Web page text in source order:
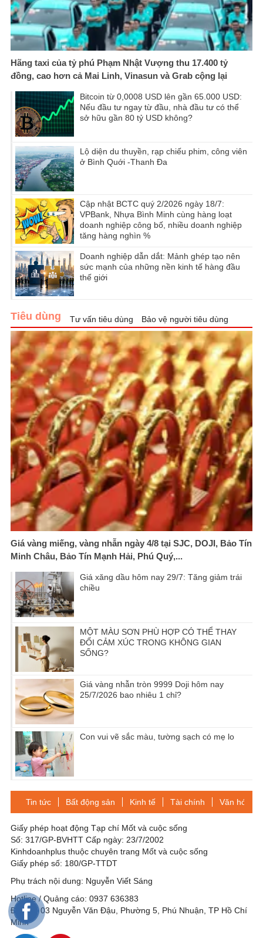
Hãng taxi của tỷ phú Phạm Nhật Vượng thu 17.400 tỷ
đồng, cao hơn cả Mai Linh, Vinasun và Grab cộng lại
Bitcoin từ 0,0008 USD lên gần 65.000 USD:
Nếu đầu tư ngay từ đầu, nhà đầu tư có thể
sở hữu gần 80 tỷ USD không?
Lộ diện du thuyền, rạp chiếu phim, công viên
ở Bình Quới -Thanh Đa
Cập nhật BCTC quý 2/2026 ngày 18/7:
VPBank, Nhựa Bình Minh cùng hàng loạt
doanh nghiệp công bố, nhiều doanh nghiệp
tăng hàng nghìn %
Doanh nghiệp dẫn dắt: Mảnh ghép tạo nên
sức mạnh của những nền kinh tế hàng đầu
thế giới
Tiêu dùng Tư vấn tiêu dùng Bảo vệ người tiêu dùng
Giá vàng miếng, vàng nhẫn ngày 4/8 tại SJC, DOJI, Bảo Tín
Minh Châu, Bảo Tín Mạnh Hải, Phú Quý,...
Giá xăng dầu hôm nay 29/7: Tăng giảm trái
chiều
MỘT MÀU SƠN PHÙ HỢP CÓ THỂ THAY
ĐỔI CẢM XÚC TRONG KHÔNG GIAN
SỐNG?
Giá vàng nhẫn tròn 9999 Doji hôm nay
25/7/2026 bao nhiêu 1 chỉ?
Con vui vẽ sắc màu, tường sạch có mẹ lo
Tin tức Bất động sản Kinh tế Tài chính Văn hóa-
Giấy phép hoạt động Tạp chí Mốt và cuộc sống
Số: 317/GP-BVHTT Cấp ngày: 23/7/2002
Kinhdoanhplus thuộc chuyên trang Mốt và cuộc sống
Giấy phép số: 180/GP-TTDT
Phụ trách nội dung: Nguyễn Viết Sáng
Hotline / Quảng cáo: 0937 636383
Địa chỉ: 03 Nguyễn Văn Đậu, Phường 5, Phú Nhuận, TP Hồ Chí
Minh